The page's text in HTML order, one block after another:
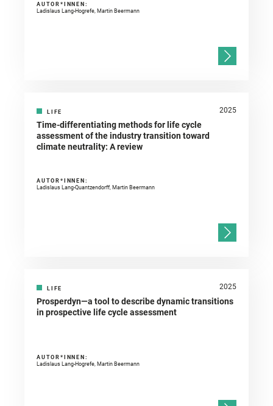
AUTOR*INNEN:
Ladislaus Lang-Hogrefe, Martin Beermann
LIFE 2025
Time-differentiating methods for life cycle
assessment of the industry transition toward
climate neutrality: A review
AUTOR*INNEN:
Ladislaus Lang-Quantzendorff, Martin Beermann
LIFE 2025
Prosperdyn—a tool to describe dynamic transitions
in prospective life cycle assessment
AUTOR*INNEN:
Ladislaus Lang-Hogrefe, Martin Beermann